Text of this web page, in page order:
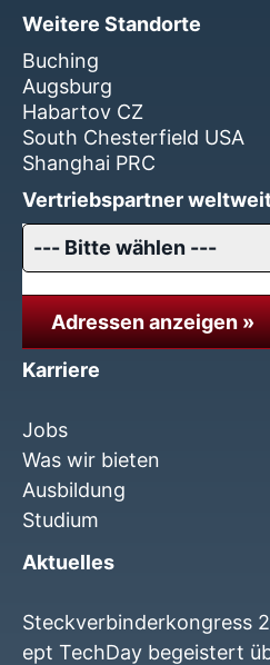
Weitere Standorte
Buching
Augsburg
Habartov CZ
South Chesterfield USA
Shanghai PRC
Vertriebspartner
Adressen anzeigen »
Karriere
Jobs
Was wir bieten
Ausbildung
Studium
Aktuelles
Steckverbinderkongress
ept TechDay begeistert